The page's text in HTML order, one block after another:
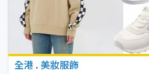
全港 . 美妝服飾